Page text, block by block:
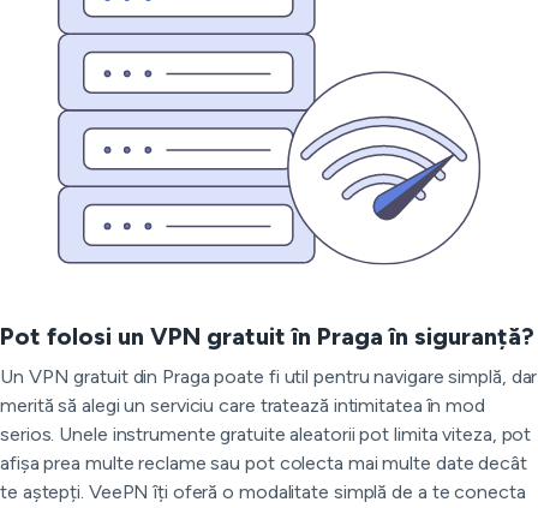
Pot folosi un VPN gratuit în Praga în siguranță?
Un VPN gratuit din Praga poate fi util pentru navigare simplă, dar
merită să alegi un serviciu care tratează intimitatea în mod
serios. Unele instrumente gratuite aleatorii pot limita viteza, pot
afișa prea multe reclame sau pot colecta mai multe date decât
te aștepți. VeePN îți oferă o modalitate simplă de a te conecta